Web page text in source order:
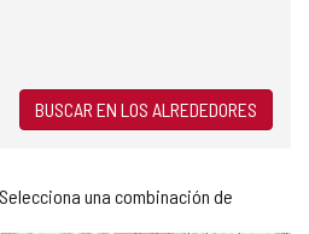
BUSCAR EN LOS ALREDEDORES
una combinación de